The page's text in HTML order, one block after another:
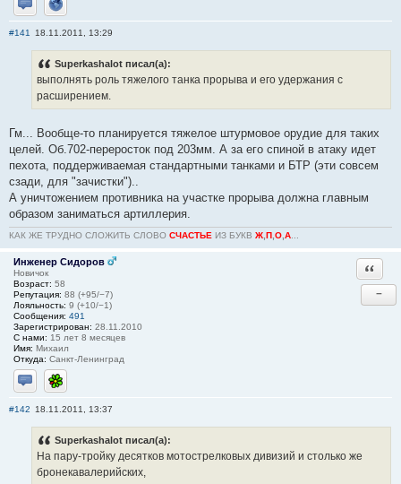
Отправить личное сообщение
Сайт
#141 18.11.2011, 13:29
Superkashalot писал(а):
выполнять роль тяжелого танка прорыва и его удержания с
расширением.
Гм... Вообще-то планируется тяжелое штурмовое орудие для таких
целей. Об.702-переросток под 203мм. А за его спиной в атаку идет
пехота, поддерживаемая стандартными танками и БТР (эти совсем
сзади, для "зачистки")..
А уничтожением противника на участке прорыва должна главным
образом заниматься артиллерия.
КАК ЖЕ ТРУДНО СЛОЖИТЬ СЛОВО СЧАСТЬЕ ИЗ БУКВ Ж,П,О,А...
Инженер Сидоров
Новичок
Возраст: 58
Репутация: 88 (+95/−7)
Лояльность: 9 (+10/−1)
Сообщения: 491
Зарегистрирован: 28.11.2010
С нами: 15 лет 8 месяцев
Имя: Михаил
Откуда: Санкт-Ленинград
Отправить личное сообщение
ICQ
−
#142 18.11.2011, 13:37
Superkashalot писал(а):
На пару-тройку десятков мотострелковых дивизий и столько же
бронекавалерийских,